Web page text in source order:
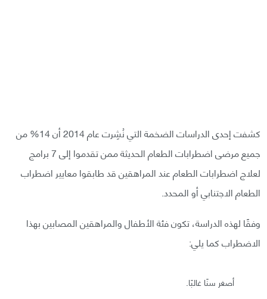
كشفت إحدى الدراسات الضخمة التي نُشِرت عام 2014 أن 14% من
جميع مرضى اضطرابات الطعام الحديثة ممن تقدموا إلى 7 برامج
لعلاج اضطرابات الطعام عند المراهقين قد طابقوا معايير اضطراب
الطعام الاجتنابي أو المحدد.
وفقًا لهذه الدراسة، تكون فئة الأطفال والمراهقين المصابين بهذا
الاضطراب كما يلي:
أصغر سنًا غالبًا.